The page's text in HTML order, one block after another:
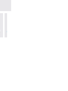
Sneakers for
Sneaker for Men
- Burgundy
009 - Brown/
- K100953-008 -
ROKU -